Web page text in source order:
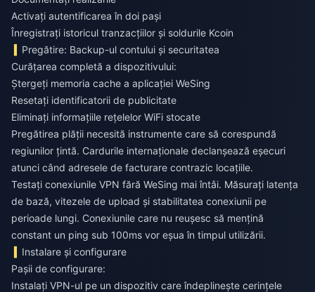
Activați autentificarea în doi pași
Înregistrați istoricul tranzacțiilor și soldurile Kcoin
Pregătire: Backup-ul contului și securitatea
Curățarea completă a dispozitivului:
Ștergeți memoria cache a aplicației WeSing
Resetați identificatorii de publicitate
Eliminați informațiile rețelelor WiFi stocate
Pregătirea plății necesită instrumente care să corespundă
regiunilor țintă. Cardurile internaționale declanșează eșecuri
atunci când adresele de facturare contrazic locațiile.
Testați conexiunile VPN fără WeSing mai întâi. Măsurați latența
de bază, vitezele de upload și stabilitatea conexiunii pe
perioade lungi. Conexiunile care nu reușesc să mențină
constant un ping sub 100ms vor eșua în timpul utilizării.
Instalare și configurare
Pașii de configurare:
Instalați VPN-ul pe un dispozitiv care îndeplinește cerințele